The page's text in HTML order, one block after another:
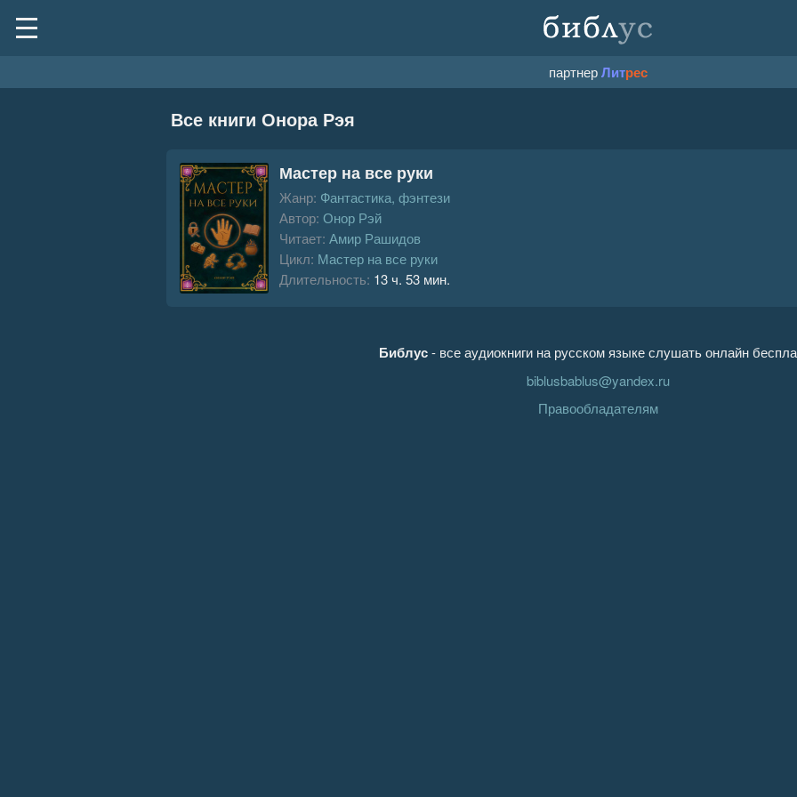
партнерЛитрес
Все книги Онора Рэя
Мастер на все руки
Жанр: Фантастика, фэнтези
Автор: Онор Рэй
Читает: Амир Рашидов
Цикл: Мастер на все руки
Длительность: 13 ч. 53 мин.
Библус- все аудиокниги на русском языке слушать онлайн
biblusbablus@yandex.ru
Правообладателям